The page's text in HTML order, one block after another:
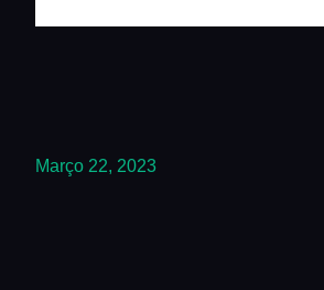
Março 22, 2023